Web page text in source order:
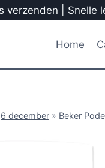
verzenden | Snelle
Home
6 december » Beker